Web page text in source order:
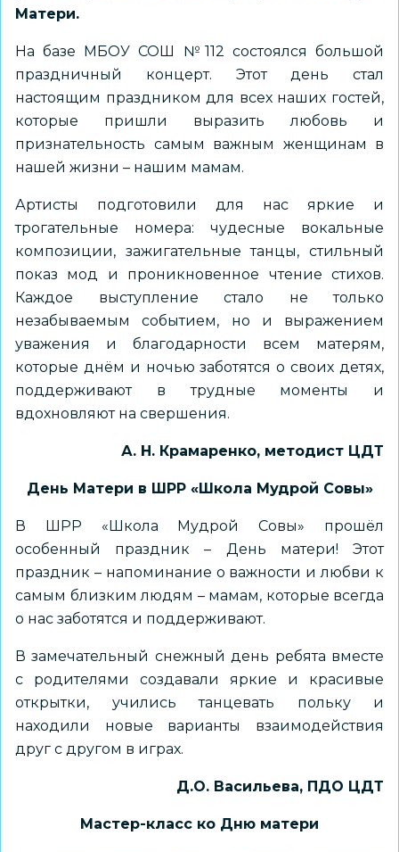
Матери.
На базе МБОУ СОШ №112 состоялся большой
праздничный концерт. Этот день стал
настоящим праздником для всех наших гостей,
которые пришли выразить любовь и
признательность самым важным женщинам в
нашей жизни – нашим мамам.
Артисты подготовили для нас яркие и
трогательные номера: чудесные вокальные
композиции, зажигательные танцы, стильный
показ мод и проникновенное чтение стихов.
Каждое выступление стало не только
незабываемым событием, но и выражением
уважения и благодарности всем матерям,
которые днём и ночью заботятся о своих детях,
поддерживают в трудные моменты и
вдохновляют на свершения.
А. Н. Крамаренко, методист ЦДТ
День Матери в ШРР «Школа Мудрой Совы»
В ШРР «Школа Мудрой Совы» прошёл
особенный праздник – День матери! Этот
праздник – напоминание о важности и любви к
самым близким людям – мамам, которые всегда
о нас заботятся и поддерживают.
В замечательный снежный день ребята вместе
с родителями создавали яркие и красивые
открытки, учились танцевать польку и
находили новые варианты взаимодействия
друг с другом в играх.
Д.О. Васильева, ПДО ЦДТ
Мастер-класс ко Дню матери